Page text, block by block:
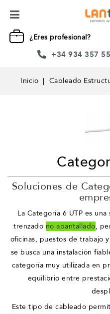
¿Eres profesional?
+34 934 357
Inicio Cableado
Soluciones de
La Categoría 6 UTP es
trenzado no apantallado,
oficinas, puestos de trabajo
se busca una instalación
categoría muy utilizada en
equilibrio entre
Este tipo de cableado